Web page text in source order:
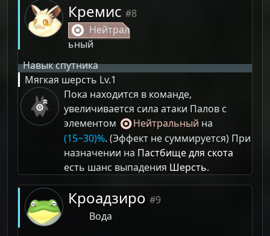
Кремис #8
Нейтрал
ьный
Навык спутника
Мягкая шерсть Lv.1
Пока находится в команде,
увеличивается сила атаки Палов с
элементом
Нейтральный на
(15~30)%. (Эффект не суммируется) При
назначении на Пастбище для скота
есть шанс выпадения Шерсть.
Кроадзиро #9
Вода